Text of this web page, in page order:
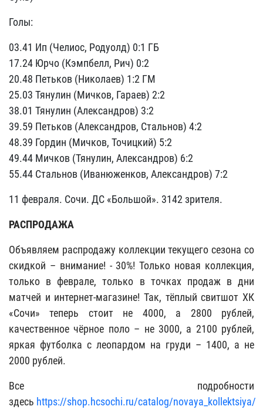
Голы:
03.41 Ип (Челиос, Родуолд) 0:1 ГБ
17.24 Юрчо (Кэмпбелл, Рич) 0:2
20.48 Петьков (Николаев) 1:2 ГМ
25.03 Тянулин (Мичков, Гараев) 2:2
38.01 Тянулин (Александров) 3:2
39.59 Петьков (Александров, Стальнов) 4:2
48.39 Гордин (Мичков, Точицкий) 5:2
49.44 Мичков (Тянулин, Александров) 6:2
55.44 Стальнов (Иванюженков, Александров) 7:2
11 февраля. Сочи. ДС «Большой». 3142 зрителя.
РАСПРОДАЖА
Объявляем распродажу коллекции текущего сезона со
скидкой – внимание! - 30%! Только новая коллекция,
только в феврале, только в точках продаж в дни
матчей и интернет-магазине! Так, тёплый свитшот ХК
«Сочи» теперь стоит не 4000, а 2800 рублей,
качественное чёрное поло – не 3000, а 2100 рублей,
яркая футболка с леопардом на груди – 1400, а не
2000 рублей.
Все подробности
здесь https://shop.hcsochi.ru/catalog/novaya_kollektsiya/